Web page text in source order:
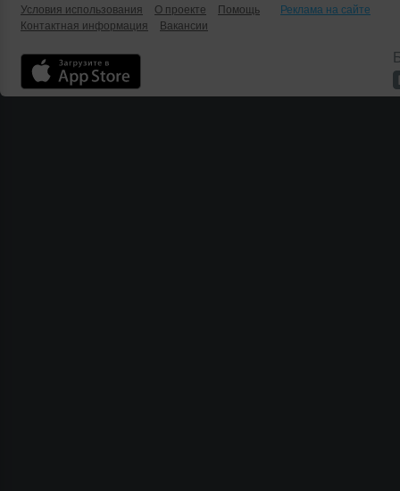
Условия использования
О проекте Помощь
Реклама на сайте
Контактная информация
Вакансии